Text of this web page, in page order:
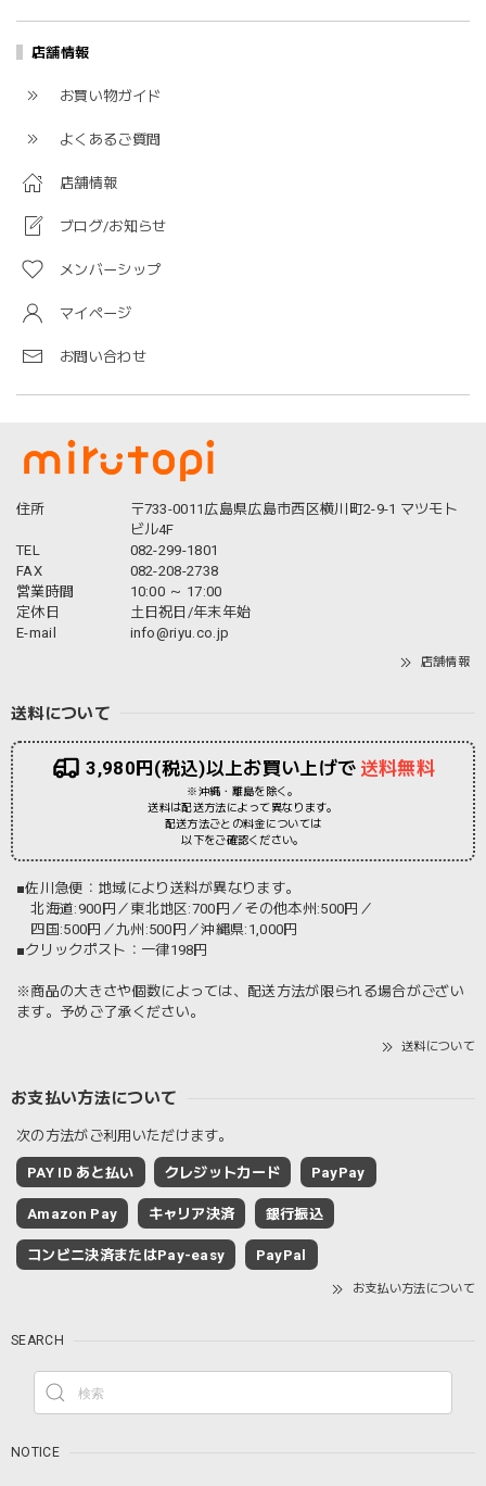
店舗情報
お買い物ガイド
よくあるご質問
店舗情報
ブログ/お知らせ
メンバーシップ
マイページ
お問い合わせ
住所
〒733-0011広島県広島市西区横川町2-9-1 マツモト
ビル4F
TEL
082-299-1801
FAX
082-208-2738
営業時間
10:00 ～ 17:00
定休日
土日祝日/年末年始
E-mail
info@riyu.co.jp
店舗情報
送料について
3,980円(税込)以上お買い上げで 送料無料
※沖縄・離島を除く。
送料は配送方法によって異なります。
配送方法ごとの料金については
以下をご確認ください。
■佐川急便：地域により送料が異なります。
北海道:900円／東北地区:700円／その他本州:500円／
四国:500円／九州:500円／沖縄県:1,000円
■クリックポスト：一律198円
※商品の大きさや個数によっては、配送方法が限られる場合がござい
ます。予めご了承ください。
送料について
お支払い方法について
次の方法がご利用いただけます。
PAY ID あと払い クレジットカード PayPay
Amazon Pay キャリア決済 銀行振込
コンビニ決済またはPay-easy PayPal
お支払い方法について
SEARCH
NOTICE